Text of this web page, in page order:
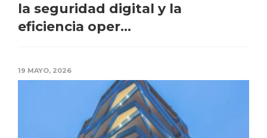
la seguridad digital y la
eficiencia oper...
19 MAYO, 2026